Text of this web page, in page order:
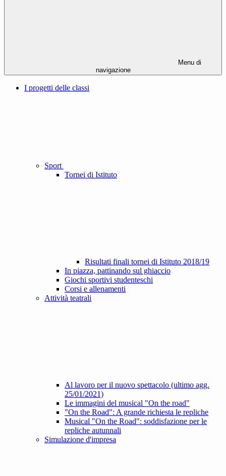
Menu di
navigazione
I progetti delle classi
Sport
Tornei di Istituto
Risultati finali tornei di Istituto 2018/19
In piazza, pattinando sul ghiaccio
Giochi sportivi studenteschi
Corsi e allenamenti
Attività teatrali
Al lavoro per il nuovo spettacolo (ultimo agg.
25/01/2021)
Le immagini del musical "On the road"
"On the Road": A grande richiesta le repliche
Musical "On the Road": soddisfazione per le
repliche autunnali
Simulazione d'impresa